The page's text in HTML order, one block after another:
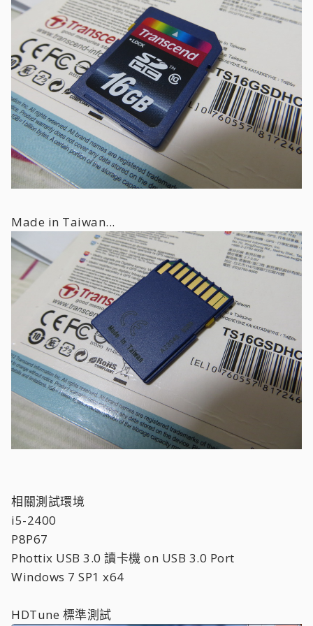
Made in Taiwan...
相關測試環境
i5-2400
P8P67
Phottix USB 3.0 讀卡機 on USB 3.0 Port
Windows 7 SP1 x64
HDTune 標準測試